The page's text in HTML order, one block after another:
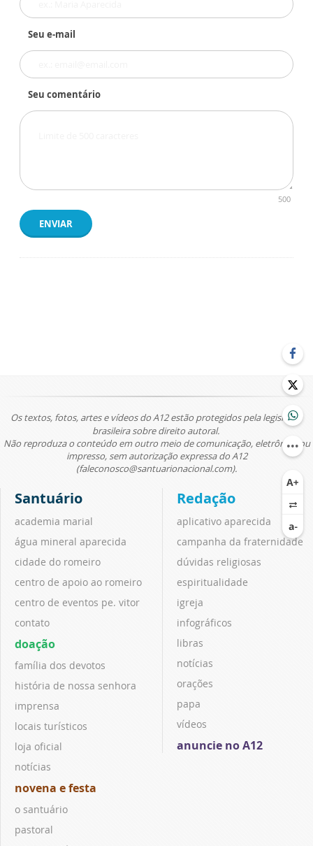
Seu e-mail
Seu comentário
500
ENVIAR
Os textos, fotos, artes e vídeos do A12 estão protegidos pela legislação
brasileira sobre direito autoral.
Não reproduza o conteúdo em outro meio de comunicação, eletrônico ou
impresso, sem autorização expressa do A12
(faleconosco@santuarionacional.com).
Santuário
academia marial
água mineral aparecida
cidade do romeiro
centro de apoio ao romeiro
centro de eventos pe. vitor
contato
doação
família dos devotos
história de nossa senhora
imprensa
locais turísticos
loja oficial
notícias
novena e festa
o santuário
pastoral
Redação
aplicativo aparecida
campanha da fraternidade
dúvidas religiosas
espiritualidade
igreja
infográficos
libras
notícias
orações
papa
vídeos
anuncie no A12